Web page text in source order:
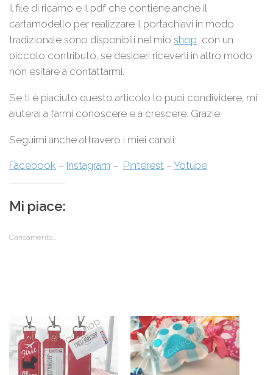
Il file di ricamo e il pdf che contiene anche il
cartamodello per realizzare il portachiavi in modo
tradizionale sono disponibili nel mio shop con un
piccolo contributo, se desideri riceverli in altro modo
non esitare a contattarmi.
Se ti è piaciuto questo articolo lo puoi condividere, mi
aiuterai a farmi conoscere e a crescere. Grazie
Seguimi anche attravero i miei canali:
Facebook – Instagram – Pinterest –Yotube
Mi piace:
Caricamento...